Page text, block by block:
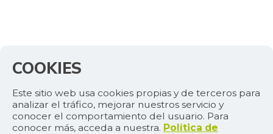
COOKIES
Este sitio web usa cookies propias y de terceros para
analizar el tráfico, mejorar nuestros servicio y
conocer el comportamiento del usuario. Para
conocer más, acceda a nuestra. Política de